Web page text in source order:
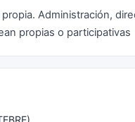
Administración,
propias o participativas